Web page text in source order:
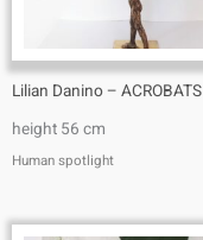
Lilian Danino – ACROBATS
height 56 cm
Human spotlight